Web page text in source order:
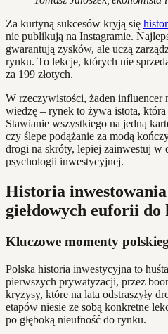
Za kurtyną sukcesów kryją się
nie publikują na Instagramie.
gwarantują zysków, ale uczą
rynku. To lekcje, których nie
za 199 złotych.
W rzeczywistości, żaden influencer
wiedzę – rynek to żywa istota,
Stawianie wszystkiego na jedną
czy ślepe podążanie za modą
drogi na skróty, lepiej zainwestuj w
psychologii inwestycyjnej.
Historia inwestowania
giełdowych euforii do
Kluczowe momenty
Polska historia inwestycyjna to
pierwszych prywatyzacji, przez
kryzysy, które na lata odstraszyły
etapów niesie ze sobą konkretne
po głęboką nieufność do rynku.